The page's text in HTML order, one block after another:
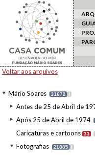
Voltar aos arquivos
Mário Soares 31672 I
Antes de 25 de Abril de
Após 25 de Abril de 1974
Caricaturas e cartoons 33
Fotografias 21885 I